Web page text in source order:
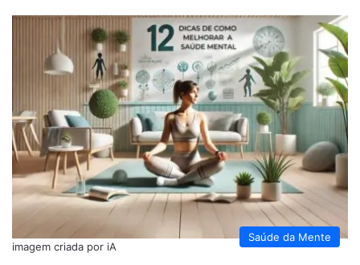
Saúde da Mente
imagem criada por iA